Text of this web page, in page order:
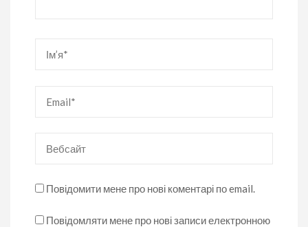
Повідомити мене про нові коментарі по email.
Повідомляти мене про нові записи електронною